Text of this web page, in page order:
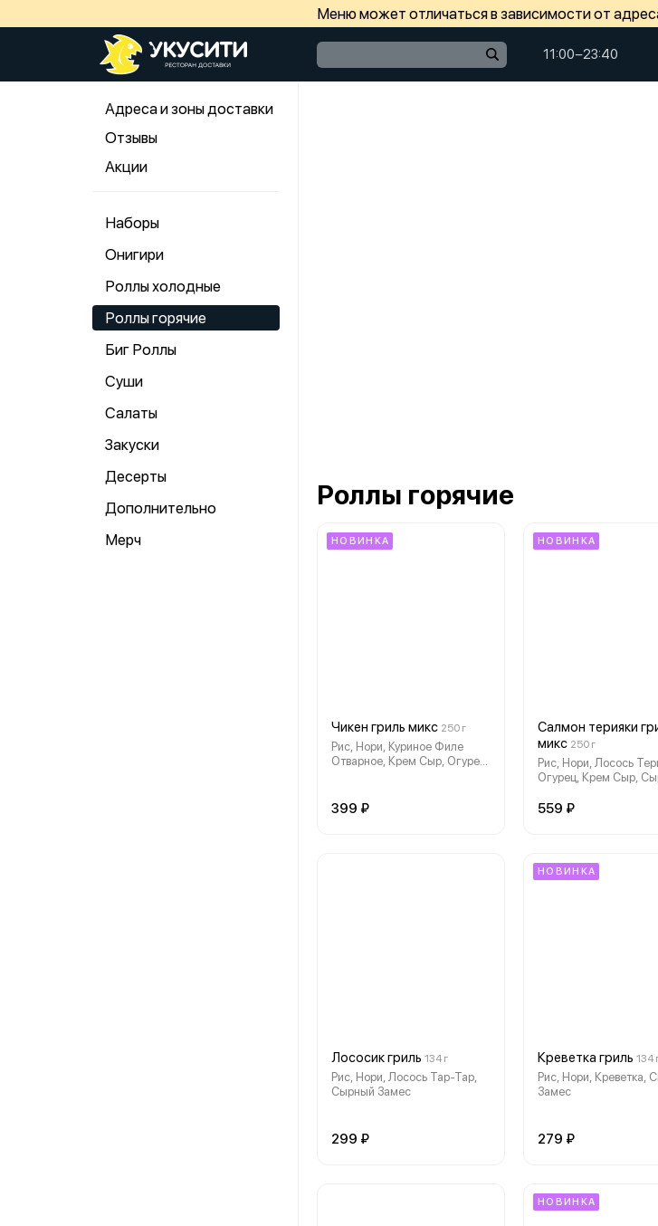
Меню может отличаться в зависимости от
11:00−23:40
Адреса и зоны доставки
Отзывы
Акции
Наборы
Онигири
Роллы холодные
Роллы горячие
Биг Роллы
Суши
Салаты
Закуски
Десерты
Дополнительно
Мерч
Роллы горячие
НОВИНКА
Чикен гриль микс 250 г
Рис, Нори, Куриное Филе
Отварное, Крем Сыр, Огурец,
399 ₽
НОВИНКА
Салмон терияки
микс 250 г
Рис, Нори, Лосось
Огурец, Крем Сыр,
Замес
559 ₽
Лососик гриль 134 г
Рис, Нори, Лосось Тар-Тар,
Сырный Замес
299 ₽
НОВИНКА
Креветка гриль 134
Рис, Нори, Креветка,
Замес
279 ₽
НОВИНКА